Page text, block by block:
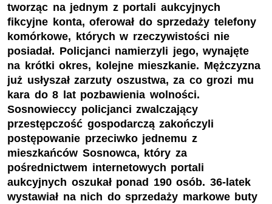
tworząc na jednym z portali aukcyjnych
fikcyjne konta, oferował do sprzedaży telefony
komórkowe, których w rzeczywistości nie
posiadał. Policjanci namierzyli jego, wynajęte
na krótki okres, kolejne mieszkanie. Mężczyzna
już usłyszał zarzuty oszustwa, za co grozi mu
kara do 8 lat pozbawienia wolności.
Sosnowieccy policjanci zwalczający
przestępczość gospodarczą zakończyli
postępowanie przeciwko jednemu z
mieszkańców Sosnowca, który za
pośrednictwem internetowych portali
aukcyjnych oszukał ponad 190 osób. 36-latek
wystawiał na nich do sprzedaży markowe buty